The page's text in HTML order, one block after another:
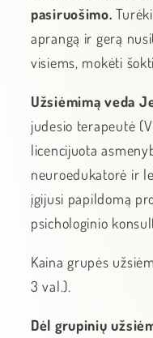
pasiruošimo.
aprangą ir gerą
visiems, mokėti
Užsiėmimą veda
judesio terapeutė
licencijuota
neuroedukatorė ir
įgijusi papildomą
psichologinio
Kaina grupės
3 val.).
Dėl grupinių